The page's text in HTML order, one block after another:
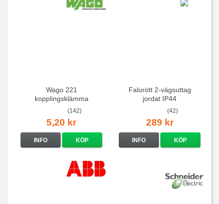
Wago 221
kopplingsklämma
(142)
5,20 kr
INFO KÖP
Falurött 2-vägsuttag
jordat IP44
(42)
289 kr
INFO KÖP